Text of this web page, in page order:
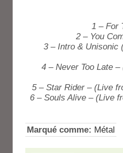
1 – For
2 – You
3 – Intro & Unisonic
4 – Never Too Late
5 – Star Rider – (Live
6 – Souls Alive – (Live
Marqué comme: Métal